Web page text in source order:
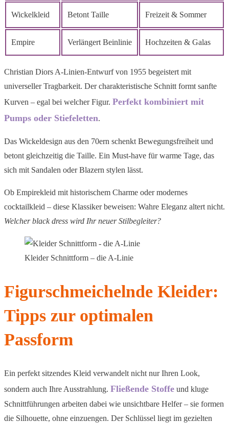
Wickelkleid Betont Taille Freizeit & Sommer
Empire Verlängert Beinlinie Hochzeiten & Galas
Christian Diors A-Linien-Entwurf von 1955 begeistert mit
universeller Tragbarkeit. Der charakteristische Schnitt formt sanfte
Kurven – egal bei welcher Figur. Perfekt kombiniert mit
Pumps oder Stiefeletten.
Das Wickeldesign aus den 70ern schenkt Bewegungsfreiheit und
betont gleichzeitig die Taille. Ein Must-have für warme Tage, das
sich mit Sandalen oder Blazern stylen lässt.
Ob Empirekleid mit historischem Charme oder modernes
cocktailkleid – diese Klassiker beweisen: Wahre Eleganz altert nicht.
Welcher black dress wird Ihr neuer Stilbegleiter?
Kleider Schnittform – die A-Linie
Figurschmeichelnde Kleider:
Tipps zur optimalen
Passform
Ein perfekt sitzendes Kleid verwandelt nicht nur Ihren Look,
sondern auch Ihre Ausstrahlung. Fließende Stoffe und kluge
Schnittführungen arbeiten dabei wie unsichtbare Helfer – sie formen
die Silhouette, ohne einzuengen. Der Schlüssel liegt im gezielten